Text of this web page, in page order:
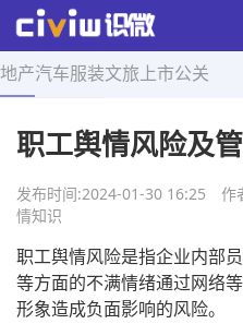
地产汽车服装文旅 上市公关
首页 > 舆情知识 > 正文
职工舆情风险及
发布时间:2024-01-30 16:25 作
情知识
职工舆情风险是指企业内部
等方面的不满情绪通过网络
形象造成负面影响的风险。